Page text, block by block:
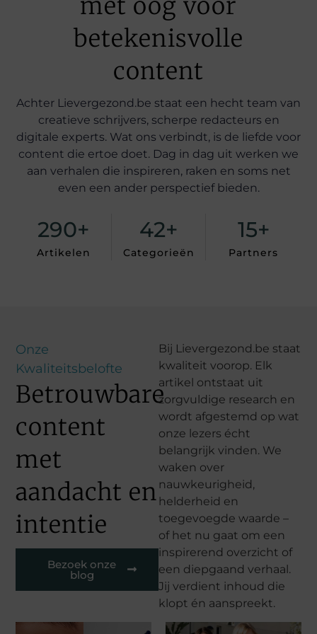
met oog voor
betekenisvolle
content
Achter Lievergezond.be staat een hecht team van
creatieve schrijvers, scherpe redacteurs en
digitale experts. Wat ons verbindt, is de liefde voor
content die ertoe doet. Dag in dag uit werken we
aan verhalen die inspireren, raken en soms net
even een ander perspectief bieden.
Artikelen
290+
Categorieën
42+
Partners
15+
Onze
Kwaliteitsbelofte
Betrouwbare
content
met
aandacht en
intentie
Bezoek onze
blog
Bij Lievergezond.be staat
kwaliteit voorop. Elk
artikel ontstaat uit
zorgvuldige research en
wordt afgestemd op wat
onze lezers écht
belangrijk vinden. We
waken over
nauwkeurigheid,
helderheid en
toegevoegde waarde –
of het nu gaat om een
inspirerend overzicht of
een diepgaand verhaal.
Jij verdient inhoud die
klopt én aanspreekt.